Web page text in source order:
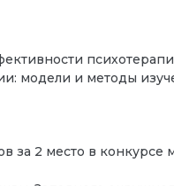
модели и методы
за 2 место в конкурсе